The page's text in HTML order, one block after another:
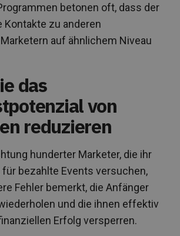
betonen oft, dass der
Kontakte zu anderen
auf ähnlichem Niveau
das
von
reduzieren
hunderter Marketer, die ihr
für bezahlte Events versuchen,
Fehler bemerkt, die Anfänger
und die ihnen effektiv
Erfolg versperren.